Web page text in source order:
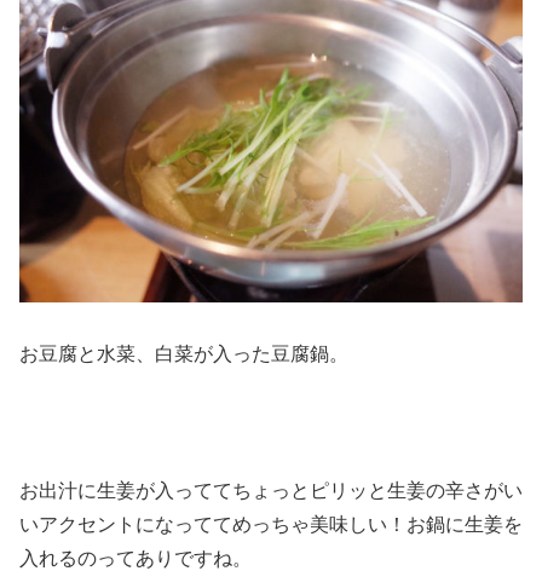
お豆腐と水菜、白菜が入った豆腐鍋。
お出汁に生姜が入っててちょっとピリッと生姜の辛さがい
いアクセントになっててめっちゃ美味しい！お鍋に生姜を
入れるのってありですね。